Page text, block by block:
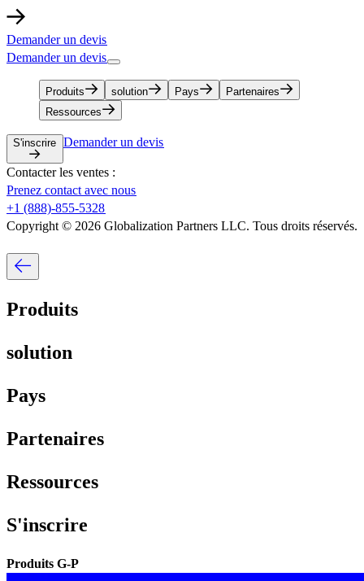
Demander un devis​​
Demander un devis​​
Produits​​ solution​​ Pays​​
Partenaires​​
Ressources​​
S'inscrire​​ Demander un devis​​
Contacter les ventes :​​
Prenez contact avec nous​​
+1 (888)-855-5328​​
Copyright © 2026 Globalization Partners LLC. Tous droits réservés.​​
Produits​​
solution​​
Pays​​
Partenaires​​
Ressources​​
S'inscrire​​
Produits G-P​​